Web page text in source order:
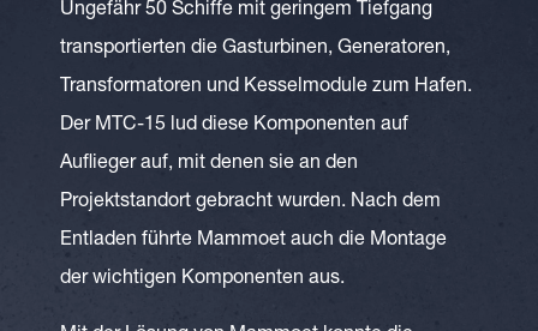
Ungefähr 50 Schiffe mit geringem Tiefgang
transportierten die Gasturbinen, Generatoren,
Transformatoren und Kesselmodule zum Hafen.
Der MTC-15 lud diese Komponenten auf
Auflieger auf, mit denen sie an den
Projektstandort gebracht wurden. Nach dem
Entladen führte Mammoet auch die Montage
der wichtigen Komponenten aus.